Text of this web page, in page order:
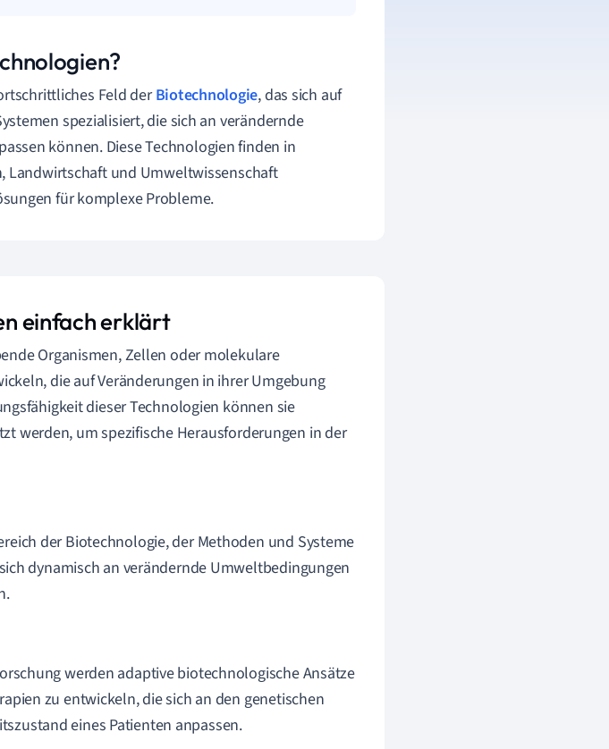
Feld derBiotechnologie, das sich auf
spezialisiert, die sich an verändernde
können. Diese Technologien finden in
Landwirtschaft und Umweltwissenschaft
für komplexe Probleme.
einfach erklärt
Organismen, Zellen oder molekulare
die auf Veränderungen in ihrer Umgebung
dieser Technologien können sie
werden, um spezifische Herausforderungen in der
der Biotechnologie, der Methoden und Systeme
dynamisch an verändernde Umweltbedingungen
werden adaptive biotechnologische Ansätze
zu entwickeln, die sich an den genetischen
eines Patienten anpassen.